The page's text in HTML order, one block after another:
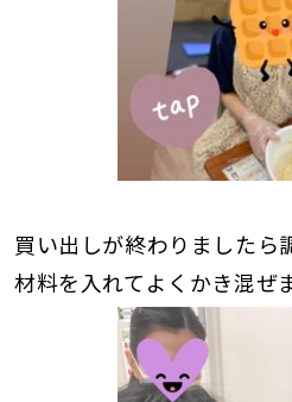
買い出しが終わりましたら
材料を入れてよくかき混ぜ